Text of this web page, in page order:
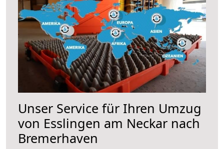
Unser Service für Ihren Umzug
von Esslingen am Neckar nach
Bremerhaven